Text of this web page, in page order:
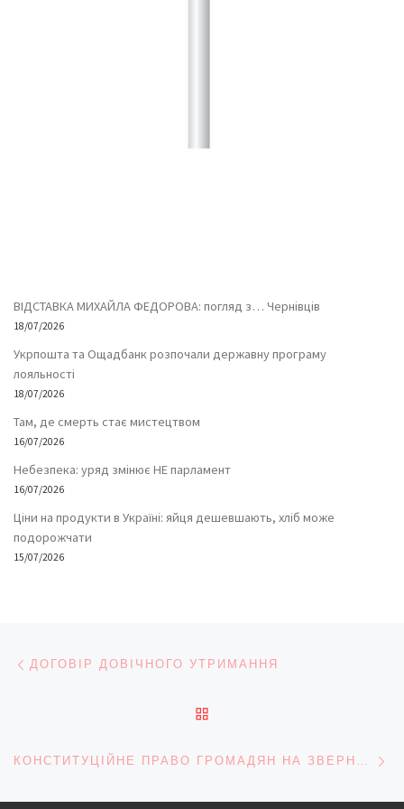
ВІДСТАВКА МИХАЙЛА ФЕДОРОВА: погляд з… Чернівців
18/07/2026
Укрпошта та Ощадбанк розпочали державну програму
лояльності
18/07/2026
Там, де смерть стає мистецтвом
16/07/2026
Небезпека: уряд змінює НЕ парламент
16/07/2026
Ціни на продукти в Україні: яйця дешевшають, хліб може
подорожчати
15/07/2026
Навігація записів
ДОГОВІР ДОВІЧНОГО УТРИМАННЯ